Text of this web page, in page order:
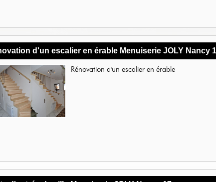
d'un escalier en érable Menuiserie JOLY Nancy
Rénovation d'un escalier en érable